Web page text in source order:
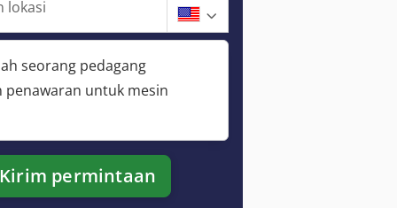
lokasi
seorang pedagang
penawaran untuk mesin
Kirim permintaan